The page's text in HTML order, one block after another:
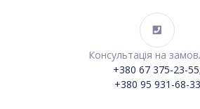
Консультація на
+380 67 375-23-55;
+380 95 931-68-33